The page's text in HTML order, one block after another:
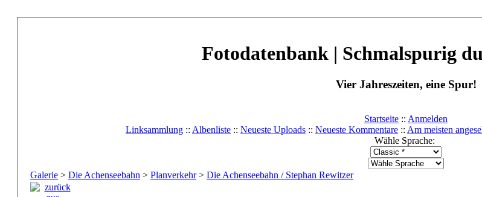
Fotodatenbank | Schmalspurig
Vier Jahreszeiten, eine Spur!
Startseite :: Anmelden
Linksammlung :: Albenliste :: Neueste Uploads :: Neueste Kommentare :: Am meisten
Wähle Sprache:
Galerie > Die Achenseebahn > Planverkehr> Die Achenseebahn / Stephan Rewitzer